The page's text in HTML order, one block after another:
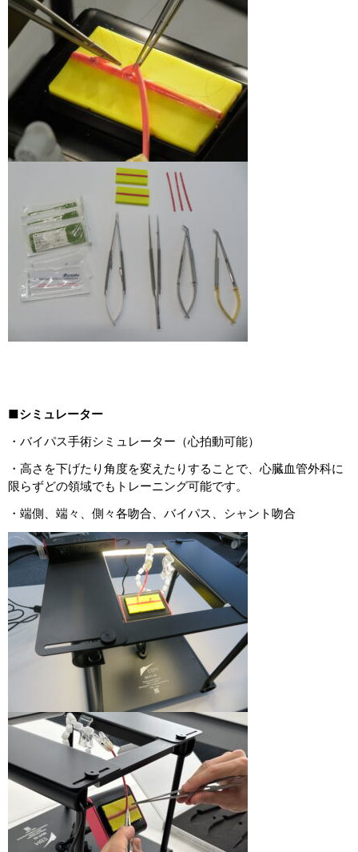
■シミュレーター
・バイパス手術シミュレーター（心拍動可能）
・高さを下げたり角度を変えたりすることで、心臓血管外科に
限らずどの領域でもトレーニング可能です。
・端側、端々、側々各吻合、バイパス、シャント吻合